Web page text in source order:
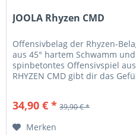
JOOLA Rhyzen CMD
Offensivbelag der Rhyzen-
aus 45° hartem Schwamm
spinbetontes Offensivspiel
RHYZEN CMD gibt dir das
34,90 € * 39,90 € *
Merken